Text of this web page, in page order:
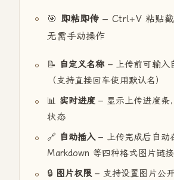
🎯 即粘即传 – Ctrl+V 粘贴
无需手动操作
📝 自定义名称 – 上传前可输入
（支持直接回车使用默认名）
📊 实时进度 – 显示上传进度条
状态
🔗 自动插入 – 上传完成后自动
Markdown 等四种格式图片链接
🔒 图片权限 – 支持设置图片公